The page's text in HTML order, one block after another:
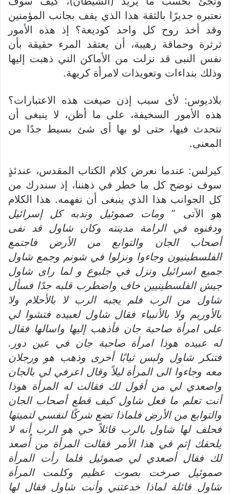
نعتبره جديرًا بالثقة هذا الذي يقف بجانب المؤمنين
وقد أخذ روح كل واحد كوديعة؟ إذ هذه الأمور
ثرثرة وحماقة رهيبة، أن يعتقد المرء حقيقة بأن
نفس النبى قد نزلت من الأماكن التي ذهبت إليها
وذلك بنداءات وتعويذات لامرأة كريهة.
بلاديوس: لأى سبب إذن صيغت هذه الاعتبارات؟
هذه الأمور السخيفة، على ما أظن، لا ينبغى أن
نتحدث فيها، حتى لو بها أى شئ بسيط جدًا من
المعنى.
كيرلس: عندما نعرض كلام الكتاب المقدس، عندئذٍ
سوف نوضح كل ما خطر في ذهننا، إذ سندرك من
كل الجوانب هذا الذي ينبغى أن نفهمه. هذا الكلام
هو الآتى ” ومات صموئيل وندبه كل إسرائيل
ودفنوه في الرامة مدينته وكان شاول قد نفى
أصحاب الجان والتوابع من الأرض فاجتمع
الفلسطينيون وجاءوا ونزلوا في شونم وجمع شاول
جميع اسرائيل ونزل في جلبوع و لما راى شاول
جيش الفلسطينيين خاف واضطرب قلبه جدا فسأل
شاول من الرب فلم يجبه الرب لا بالحلام ولا
بالوريم ولا بالأنبياء فقال شاول لعبيده فتشوا لي
على امرأة صاحبة جان فأذهبإليها واسالها فقال
له عبيده هوذا امرأة صاحبة جان في عين دور .
فتنكر شاول ولبس ثياباأخرى وذهب هو ورجلان
معه وجاءوا الى المرأة ليلا وقال اعرفي لي بالجان
واصعدي لي منأقول لك فقالت له المرأة هوذا
أنت تعلم ما فعل شاول كيف قطعأصحاب الجان
والتوابع من الأرض فلماذا تضع شركا لنفسي لتميتها
فحلف لها شاول بالرب قائلاً حي هو الرب أنه لا
يلحقكإثم في هذا الأمر فقالت المرأة منأُصعد
لك فقالأصعدي لي صموئيل فلما رأت المرأة
صموئيل صرخت بصوت عظيم وكلمت المرأة
شاول قائلة لماذا خدعتني وأنت شاول فقال لها